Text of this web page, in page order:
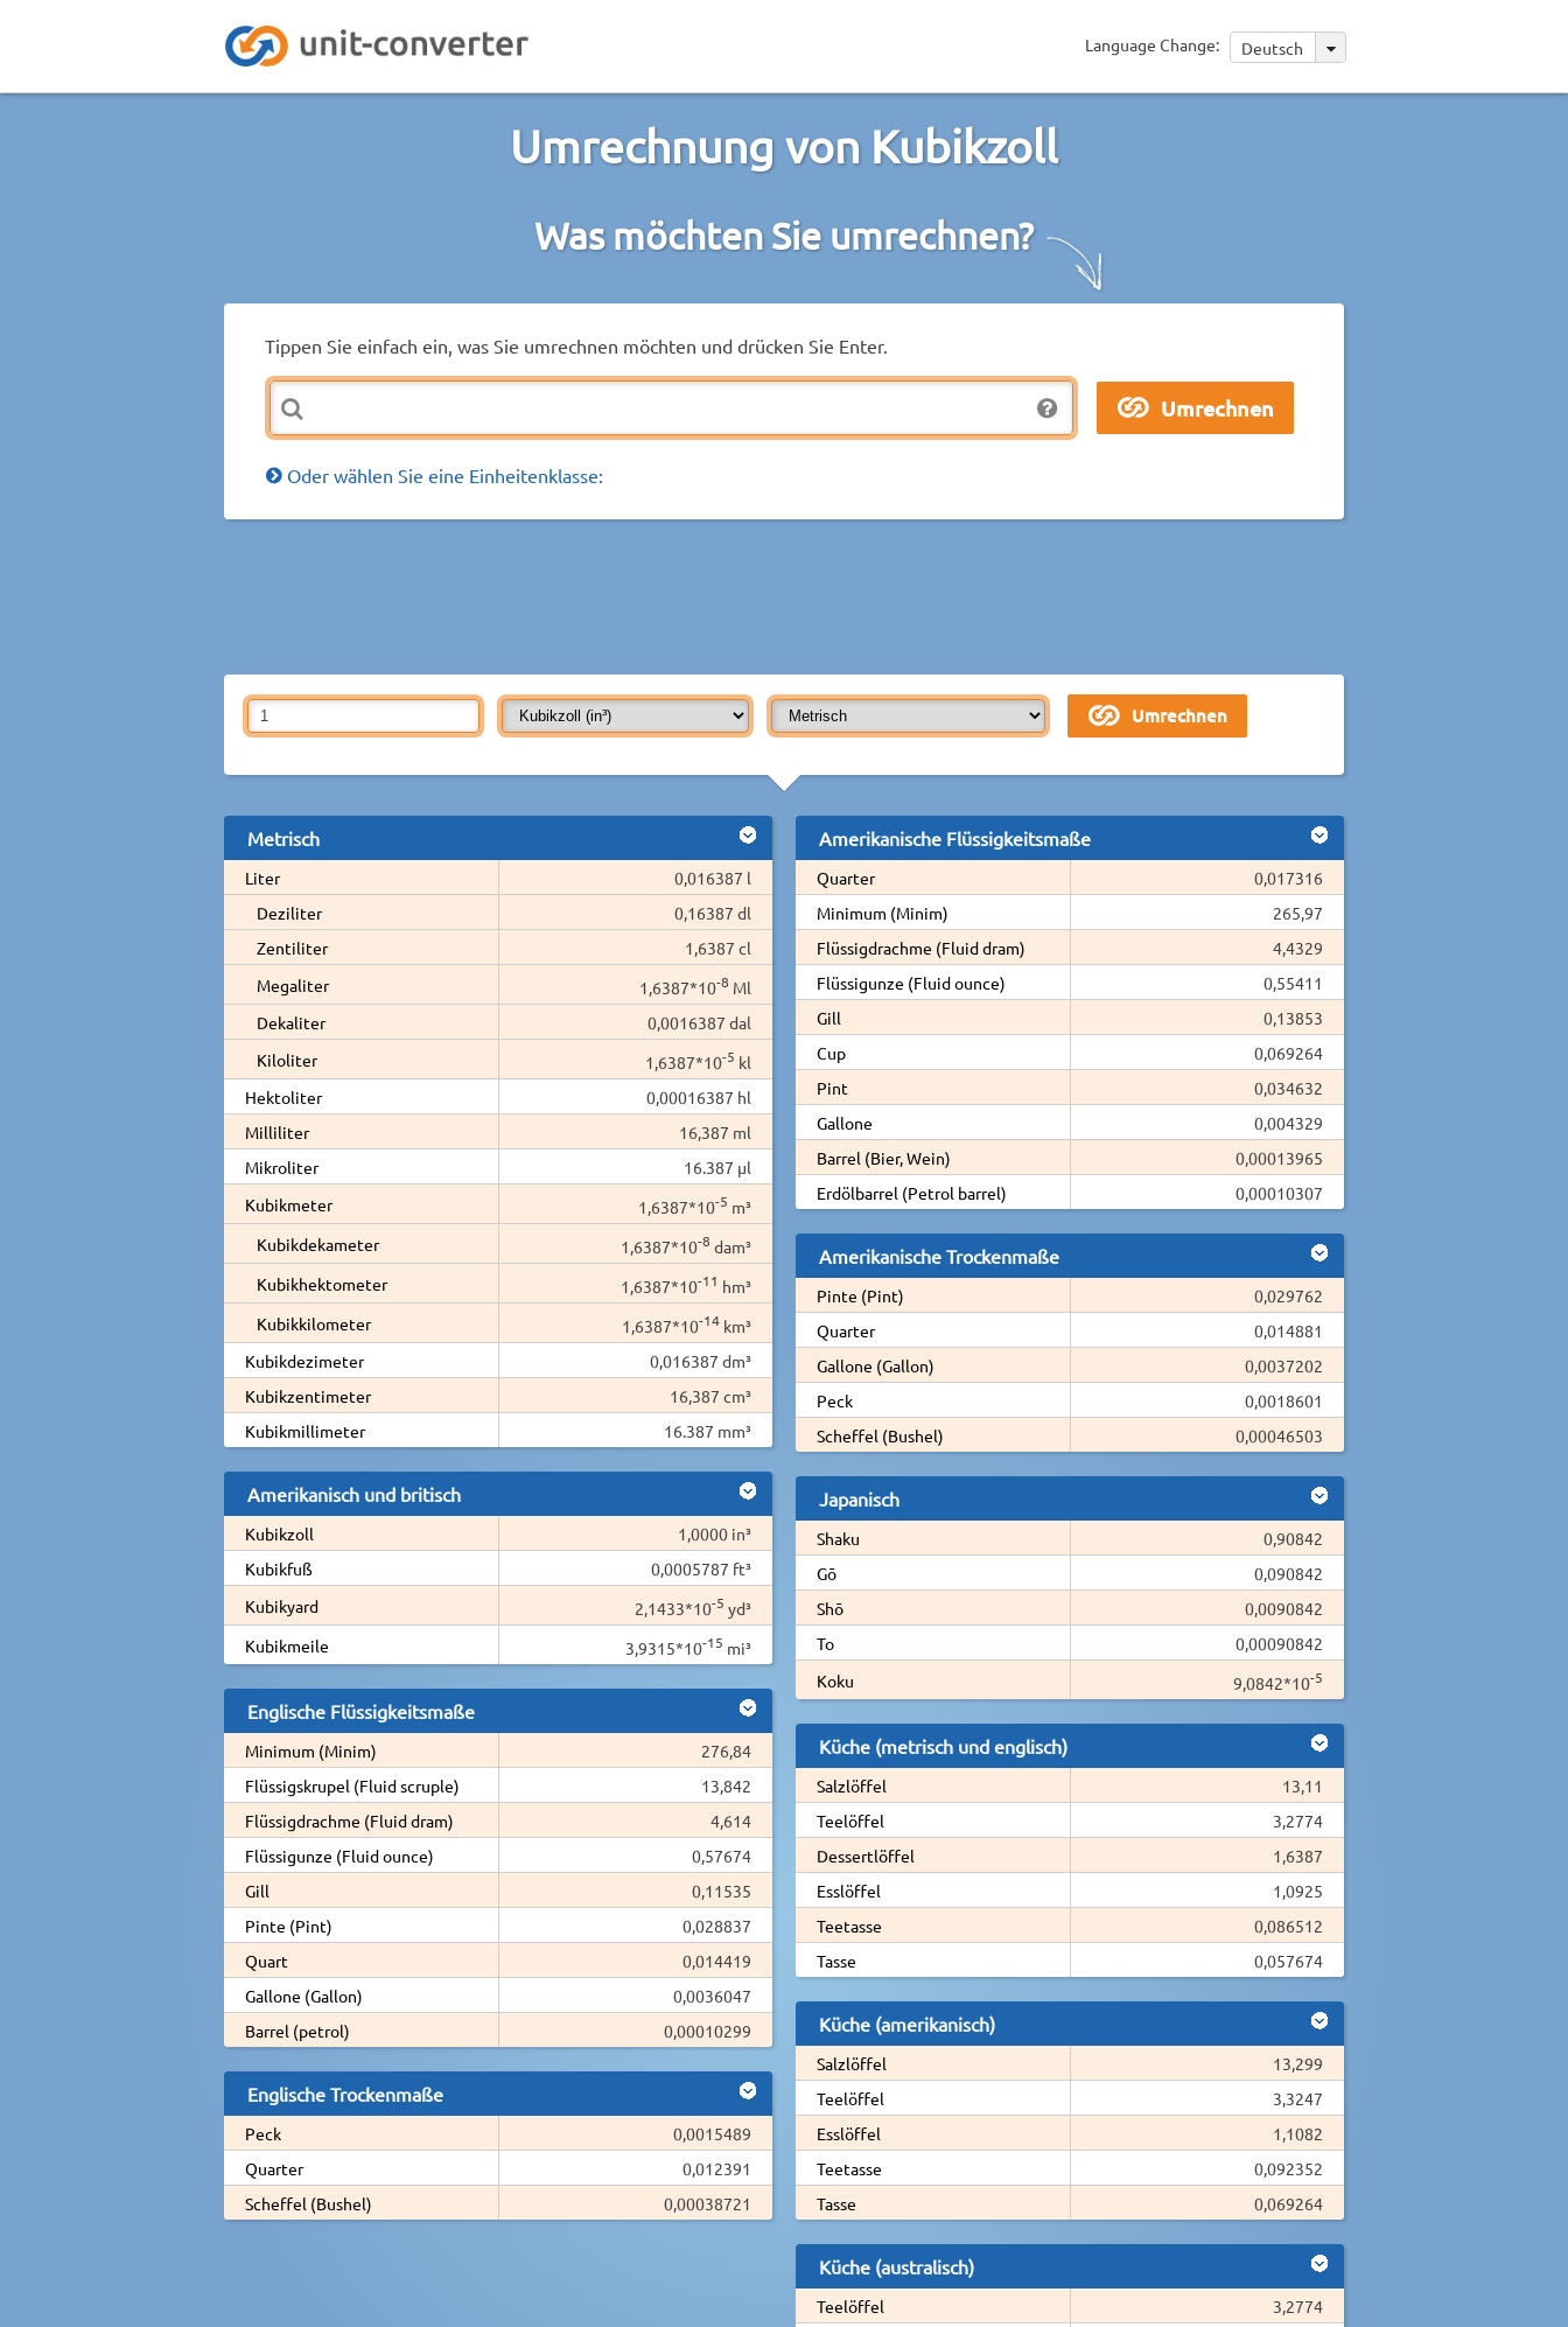
Language Change: Deutsch
Umrechnung von Kubikzoll
Was möchten Sie umrechnen?
Tippen Sie einfach ein, was Sie umrechnen möchten und drücken Sie Enter.
Oder wählen Sie eine Einheitenklasse:
Metrisch
Liter
0,016387 l
Deziliter
0,16387 dl
Zentiliter
1,6387 cl
Megaliter
1,6387*10-8 Ml
Dekaliter
0,0016387 dal
Kiloliter
1,6387*10-5 kl
Hektoliter
0,00016387 hl
Milliliter
16,387 ml
Mikroliter
16.387 µl
Kubikmeter
1,6387*10-5 m³
Kubikdekameter
1,6387*10-8 dam³
Kubikhektometer
1,6387*10-11 hm³
Kubikkilometer
1,6387*10-14 km³
Kubikdezimeter
0,016387 dm³
Kubikzentimeter
16,387 cm³
Kubikmillimeter
16.387 mm³
Amerikanisch und britisch
Kubikzoll
1,0000 in³
Kubikfuß
0,0005787 ft³
Kubikyard
2,1433*10-5 yd³
Kubikmeile
3,9315*10-15 mi³
Englische Flüssigkeitsmaße
Minimum (Minim)
276,84
Flüssigskrupel (Fluid scruple)
13,842
Flüssigdrachme (Fluid dram)
4,614
Flüssigunze (Fluid ounce)
0,57674
Gill
0,11535
Pinte (Pint)
0,028837
Quart
0,014419
Gallone (Gallon)
0,0036047
Barrel (petrol)
0,00010299
Englische Trockenmaße
Peck
0,0015489
Quarter
0,012391
Scheffel (Bushel)
0,00038721
Amerikanische Flüssigkeitsmaße
Quarter
0,017316
Minimum (Minim)
265,97
Flüssigdrachme (Fluid dram)
4,4329
Flüssigunze (Fluid ounce)
0,55411
Gill
0,13853
Cup
0,069264
Pint
0,034632
Gallone
0,004329
Barrel (Bier, Wein)
0,00013965
Erdölbarrel (Petrol barrel)
0,00010307
Amerikanische Trockenmaße
Pinte (Pint)
0,029762
Quarter
0,014881
Gallone (Gallon)
0,0037202
Peck
0,0018601
Scheffel (Bushel)
0,00046503
Japanisch
Shaku
0,90842
Gō
0,090842
Shō
0,0090842
To
0,00090842
Koku
9,0842*10-5
Küche (metrisch und englisch)
Salzlöffel
13,11
Teelöffel
3,2774
Dessertlöffel
1,6387
Esslöffel
1,0925
Teetasse
0,086512
Tasse
0,057674
Küche (amerikanisch)
Salzlöffel
13,299
Teelöffel
3,3247
Esslöffel
1,1082
Teetasse
0,092352
Tasse
0,069264
Küche (australisch)
Teelöffel
3,2774